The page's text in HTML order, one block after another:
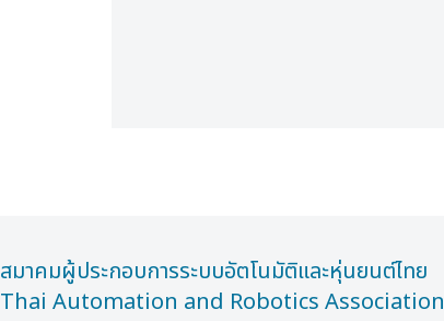
สมาคมผู้ประกอบการระบบอัตโนมัติและหุ่นยนต์ไทย
Thai Automation and Robotics Association